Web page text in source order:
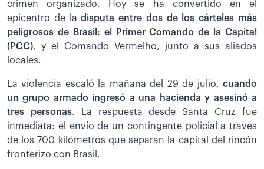
crimen organizado. Hoy se ha convertido en el
epicentro de ladisputa entre dos de los cárteles más
peligrosos de Brasil: el Primer Comando de la Capital
(PCC), y el Comando Vermelho, junto a sus aliados
locales.
La violencia escaló la mañana del 29 de julio, cuando
un grupo armado ingresó a una hacienda y asesinó a
tres personas. La respuesta desde Santa Cruz fue
inmediata: el envío de un contingente policial a través
de los 700 kilómetros que separan la capital del rincón
fronterizo con Brasil.